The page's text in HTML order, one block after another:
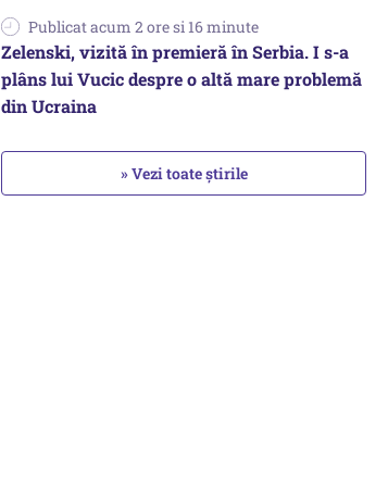
Publicat acum 2 ore si 16 minute
Zelenski, vizită în premieră în Serbia. I s-a
plâns lui Vucic despre o altă mare problemă
din Ucraina
» Vezi toate știrile